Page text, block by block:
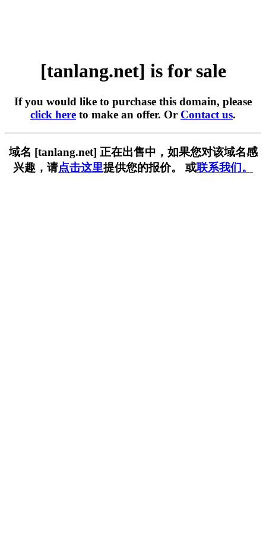
[tanlang.net] is for sale
If you would like to purchase this domain, please
click here to make an offer. Or Contact us.
域名 [tanlang.net] 正在出售中，如果您对该域名感
兴趣，请点击这里提供您的报价。 或联系我们。